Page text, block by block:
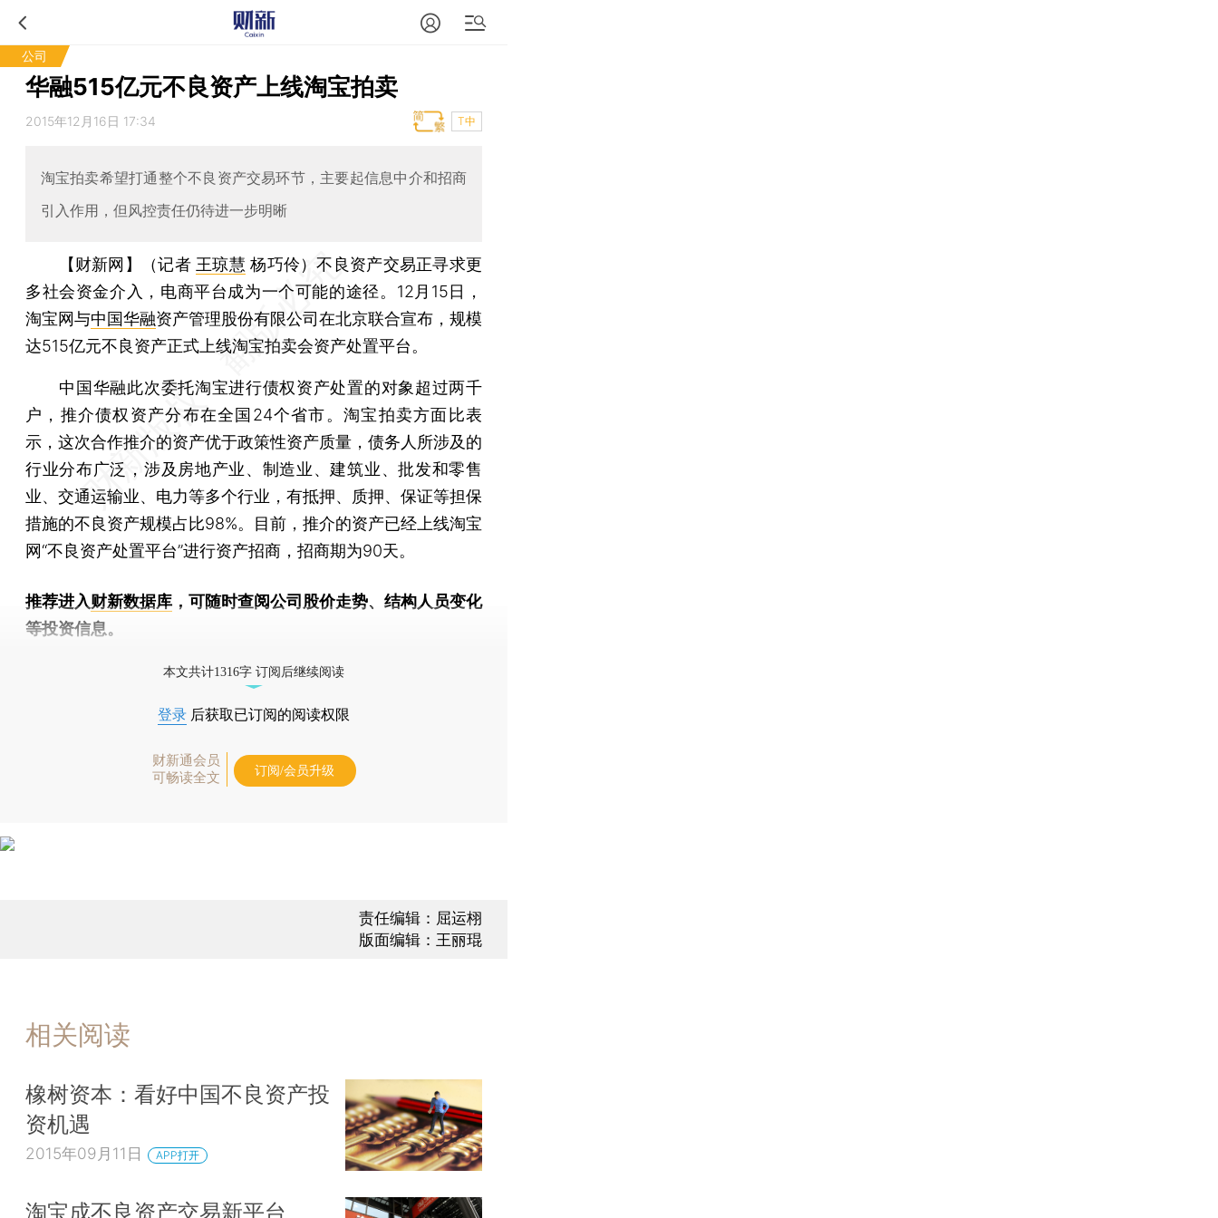
公司
华融515亿元不良资产上线淘宝拍卖
2015年12月16日 17:34 T中
淘宝拍卖希望打通整个不良资产交易环节，主要起信息中介和招商
引入作用，但风控责任仍待进一步明晰
【财新网】（记者 王琼慧 杨巧伶）不良资产交易正寻求更
多社会资金介入，电商平台成为一个可能的途径。12月15日，
淘宝网与中国华融资产管理股份有限公司在北京联合宣布，规模
达515亿元不良资产正式上线淘宝拍卖会资产处置平台。
中国华融此次委托淘宝进行债权资产处置的对象超过两千
户，推介债权资产分布在全国24个省市。淘宝拍卖方面比表
示，这次合作推介的资产优于政策性资产质量，债务人所涉及的
行业分布广泛，涉及房地产业、制造业、建筑业、批发和零售
业、交通运输业、电力等多个行业，有抵押、质押、保证等担保
措施的不良资产规模占比98%。目前，推介的资产已经上线淘宝
网“不良资产处置平台”进行资产招商，招商期为90天。
推荐进入财新数据库 ，可随时查阅公司股价走势、结构人员变化
等投资信息。
本文共计1316字 订阅后继续阅读
登录 后获取已订阅的阅读权限
财新通会员
可畅读全文
订阅/会员升级
责任编辑：屈运栩
版面编辑：王丽琨
相关阅读
橡树资本：看好中国不良资产投
资机遇
2015年09月11日 APP打开
淘宝成不良资产交易新平台